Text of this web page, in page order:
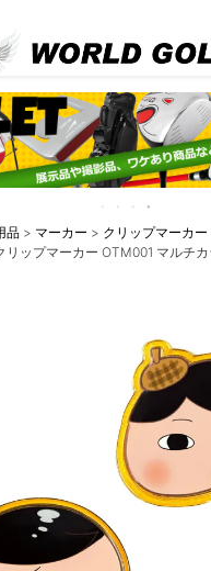
品 マーカー
クリップマーカー
ップマーカー OTM001 マルチカ